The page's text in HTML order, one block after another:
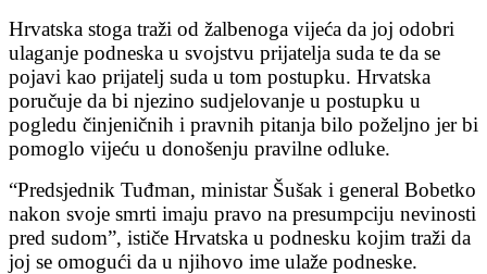
Hrvatska stoga traži od žalbenoga vijeća da joj odobri
ulaganje podneska u svojstvu prijatelja suda te da se
pojavi kao prijatelj suda u tom postupku. Hrvatska
poručuje da bi njezino sudjelovanje u postupku u
pogledu činjeničnih i pravnih pitanja bilo poželjno jer bi
pomoglo vijeću u donošenju pravilne odluke.
“Predsjednik Tuđman, ministar Šušak i general Bobetko
nakon svoje smrti imaju pravo na presumpciju nevinosti
pred sudom”, ističe Hrvatska u podnesku kojim traži da
joj se omogući da u njihovo ime ulaže podneske.